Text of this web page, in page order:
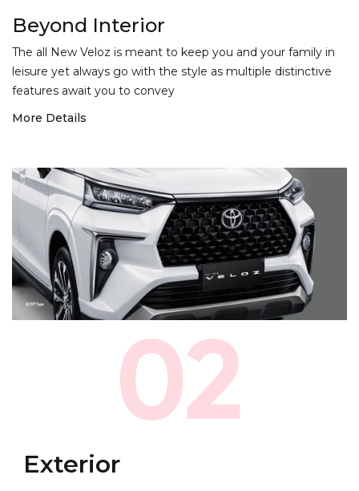
Beyond Interior
The all New Veloz is meant to keep you and your family in
leisure yet always go with the style as multiple distinctive
features await you to convey
More Details
02
Exterior